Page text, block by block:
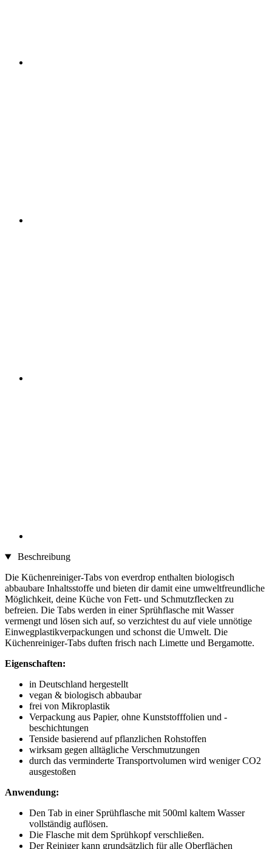
Beschreibung
Die Küchenreiniger-Tabs von everdrop enthalten biologisch
abbaubare Inhaltsstoffe und bieten dir damit eine umweltfreundliche
Möglichkeit, deine Küche von Fett- und Schmutzflecken zu
befreien. Die Tabs werden in einer Sprühflasche mit Wasser
vermengt und lösen sich auf, so verzichtest du auf viele unnötige
Einwegplastikverpackungen und schonst die Umwelt. Die
Küchenreiniger-Tabs duften frisch nach Limette und Bergamotte.
Eigenschaften:
in Deutschland hergestellt
vegan & biologisch abbaubar
frei von Mikroplastik
Verpackung aus Papier, ohne Kunststofffolien und -
beschichtungen
Tenside basierend auf pflanzlichen Rohstoffen
wirksam gegen alltägliche Verschmutzungen
durch das verminderte Transportvolumen wird weniger CO2
ausgestoßen
Anwendung:
Den Tab in einer Sprühflasche mit 500ml kaltem Wasser
vollständig auflösen.
Die Flasche mit dem Sprühkopf verschließen.
Der Reiniger kann grundsätzlich für alle Oberflächen